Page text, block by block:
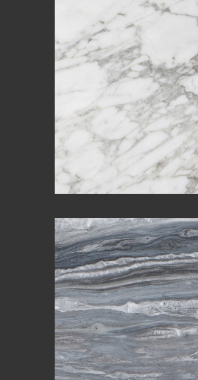
CALACATTA
BARDIGLIO